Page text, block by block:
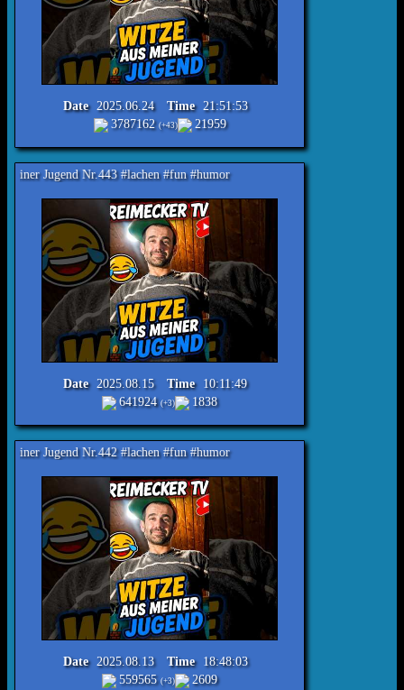
Date 2025.06.24 Time 21:51:53
3787162 (+43) 21959
#lachen #fun #humor
Date 2025.08.15 Time 10:11:49
641924(+3) 1838
#lachen #fun #humor
Date 2025.08.13 Time 18:48:03
559565(+3) 2609